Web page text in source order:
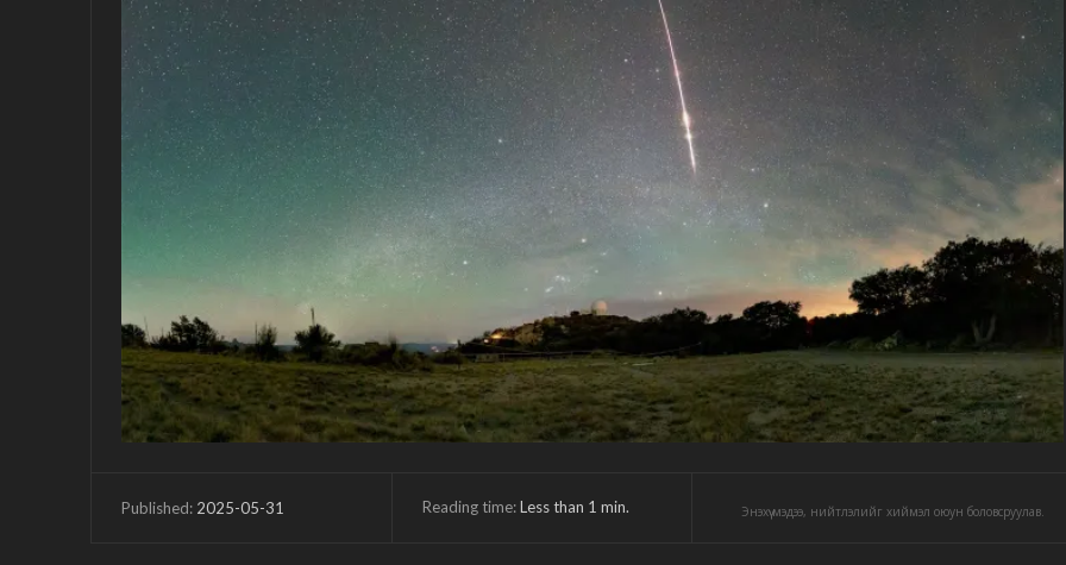
Published: 2025-05-31 Reading time:Less than 1 min. Энэхүү мэдээ, нийтлэлийг хиймэл оюун боловсруулав.